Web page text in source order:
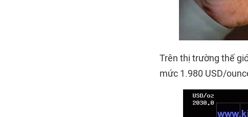
Trên thị trường thế
mức 1.980 USD/